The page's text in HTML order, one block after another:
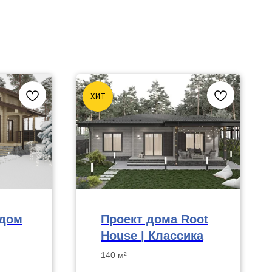
ХИТ
Проект дома Root
House | Классика
140 м²